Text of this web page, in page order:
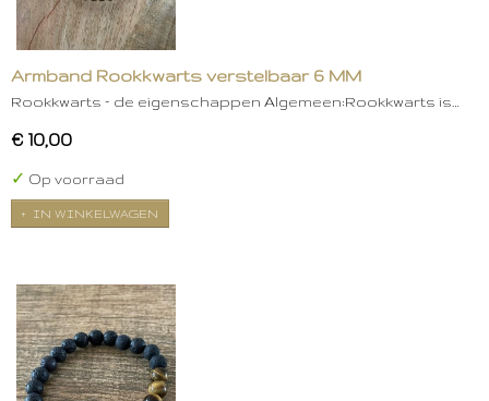
Armband Rookkwarts verstelbaar 6 MM
Rookkwarts – de eigenschappen Algemeen:Rookkwarts is…
€ 10,00
✓ Op voorraad
IN WINKELWAGEN